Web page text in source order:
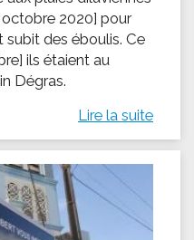
2020] pour
des éboulis. Ce
ils étaient au
Dégras.
Lire la suite